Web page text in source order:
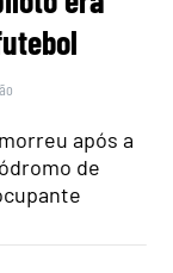
após a
de